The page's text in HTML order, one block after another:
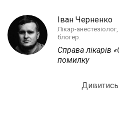
Іван Черненко
Лікар-
блогер.
Справа лікарів
помилку